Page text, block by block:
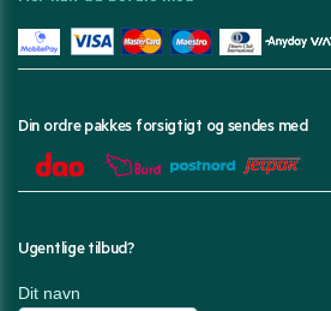
Din ordre pakkes forsigtigt og sendes med
Ugentlige tilbud?
Dit navn